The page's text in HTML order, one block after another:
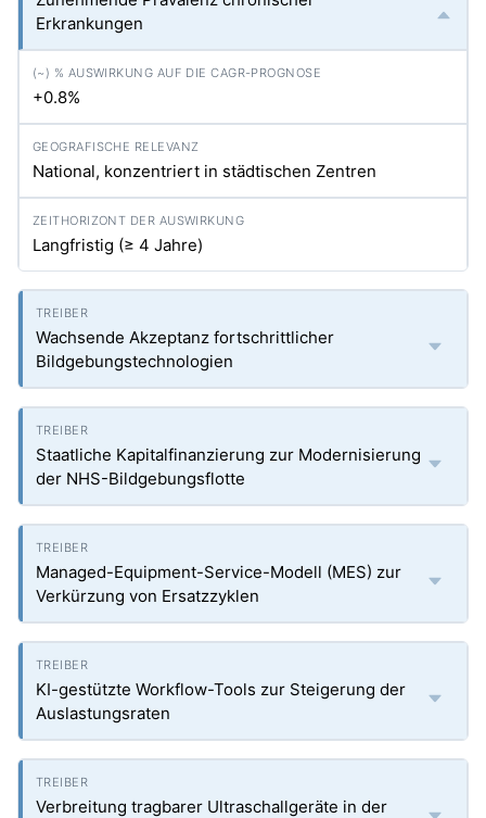
Erkrankungen
+0.8%
National, konzentriert in städtischen Zentren
Langfristig (≥ 4 Jahre)
Wachsende Akzeptanz fortschrittlicher
Bildgebungstechnologien
Staatliche Kapitalfinanzierung zur Modernisierung
der NHS-Bildgebungsflotte
Managed-Equipment-Service-Modell (MES) zur
Verkürzung von Ersatzzyklen
KI-gestützte Workflow-Tools zur Steigerung der
Auslastungsraten
Verbreitung tragbarer Ultraschallgeräte in der